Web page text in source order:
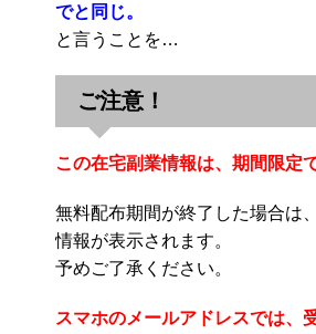
でと同じ。
と言うことを…
ご注意！
この在宅副業情報は、期間限定
無料配布期間が終了した場合は
情報が表示されます。
予めご了承ください。
スマホのメールアドレスでは、